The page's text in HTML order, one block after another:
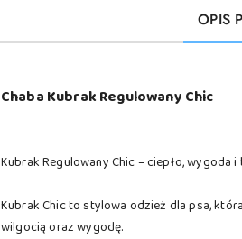
OPIS
Chaba Kubrak Regulowany Chic
Kubrak Regulowany Chic – ciepło, wygoda
Kubrak Chic to stylowa odzież dla psa,
wilgocią oraz wygodę.